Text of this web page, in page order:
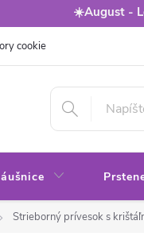
☀️August -
cookie
Strieborný prívesok s